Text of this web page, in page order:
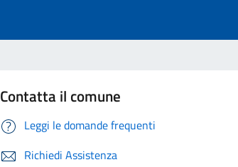
Contatta il comune
Leggi le domande frequenti
Richiedi Assistenza